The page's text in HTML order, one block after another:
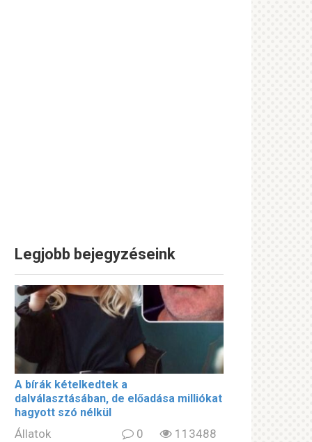
Legjobb bejegyzéseink
A bírák kételkedtek a
dalválasztásában, de előadása milliókat
hagyott szó nélkül
Állatok 0 113488